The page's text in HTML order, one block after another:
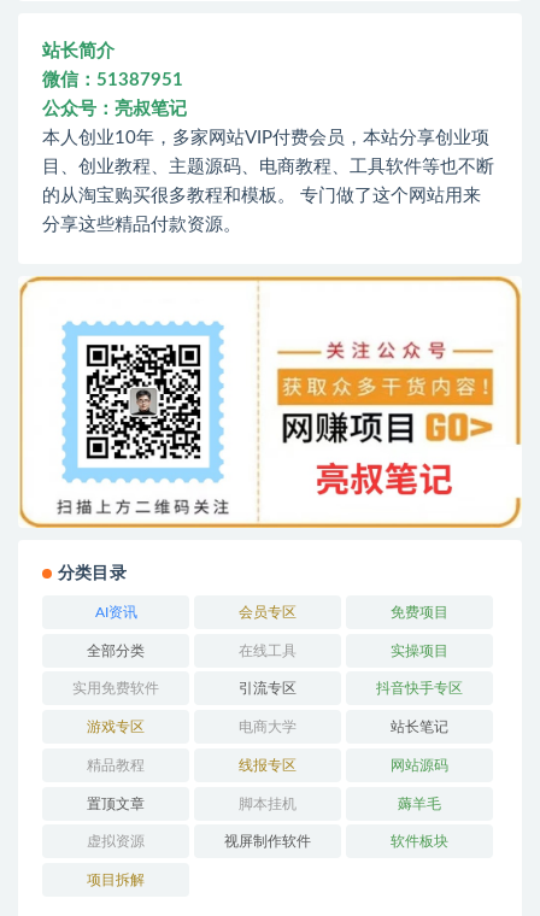
站长简介
微信：51387951
公众号：亮叔笔记
本人创业10年，多家网站VIP付费会员，本站分享创业项
目、创业教程、主题源码、电商教程、工具软件等也不断
的从淘宝购买很多教程和模板。 专门做了这个网站用来
分享这些精品付款资源。
分类目录
AI资讯 会员专区 免费项目
全部分类 在线工具 实操项目
实用免费软件 引流专区 抖音快手专区
游戏专区 电商大学 站长笔记
精品教程 线报专区 网站源码
置顶文章 脚本挂机 薅羊毛
虚拟资源 视屏制作软件 软件板块
项目拆解